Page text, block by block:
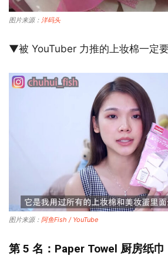
图片来源： 洋码头
▼被 YouTuber 力推的上妆棉一定
图片来源： 阿鱼Fish / YouTube
第 5 名：Paper Towel 厨房纸巾